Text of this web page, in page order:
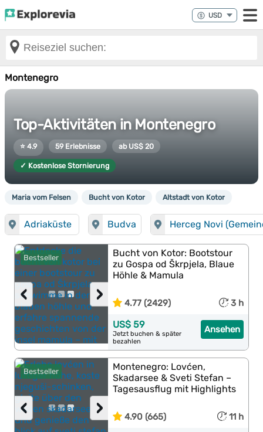
Montenegro
Top-Aktivitäten in Montenegro
⭐ 4.9 59 Erlebnisse ab US$ 20
✓ Kostenlose Stornierung
Maria vom Felsen Bucht von Kotor Altstadt von Kotor
Adriaküste Budva Herceg Novi
Bestseller
›
‹
Bucht von Kotor: Bootstour
zu Gospa od Škrpjela, Blaue
Höhle & Mamula
4.77 (2429) 3 h
Ansehen
US$ 59
Jetzt buchen & später
bezahlen
Bestseller
›
‹
Montenegro: Lovćen,
Skadarsee & Sveti Stefan –
Tagesausflug mit Highlights
4.90 (665) 11 h